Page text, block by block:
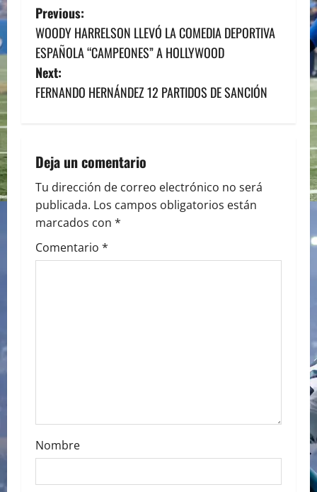
P
o
s
t
a
v
i
g
Previous:
WOODY HARRELSON LLEVÓ LA COMEDIA DEPORTIVA
ESPAÑOLA “CAMPEONES” A HOLLYWOOD
Next:
FERNANDO HERNÁNDEZ 12 PARTIDOS DE SANCIÓN
Deja un comentario
Tu dirección de correo electrónico no será
publicada. Los campos obligatorios están
marcados con *
Comentario *
Nombre